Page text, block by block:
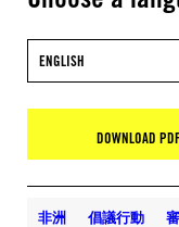
ENGLISH
DOWNLOAD
非洲 倡議行動